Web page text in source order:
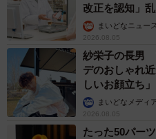
改正を認知」
まいどなニュー
2026.08.05
紗栄子の長男
デのおしゃれ
しいお顔立ち
で学ぶまいどなメディ
2026.08.05
たった50パー